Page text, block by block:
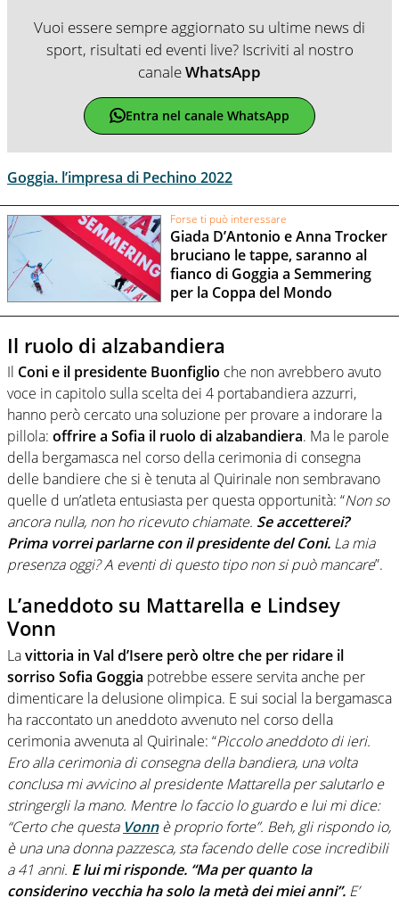
Vuoi essere sempre aggiornato su ultime news di
sport, risultati ed eventi live? Iscriviti al nostro
canaleWhatsApp
Entra nel canale WhatsApp
Goggia. l’impresa di Pechino 2022
Forse ti può interessare
Giada D’Antonio e Anna Trocker
bruciano le tappe, saranno al
fianco di Goggia a Semmering
per la Coppa del Mondo
Il ruolo di alzabandiera
Il Coni e il presidente Buonfiglio che non avrebbero avuto
voce in capitolo sulla scelta dei 4 portabandiera azzurri,
hanno però cercato una soluzione per provare a indorare la
pillola: offrire a Sofia il ruolo di alzabandiera. Ma le parole
della bergamasca nel corso della cerimonia di consegna
delle bandiere che si è tenuta al Quirinale non sembravano
quelle d un’atleta entusiasta per questa opportunità: “Non so
ancora nulla, non ho ricevuto chiamate. Se accetterei?
Prima vorrei parlarne con il presidente del Coni. La mia
presenza oggi? A eventi di questo tipo non si può mancare”.
L’aneddoto su Mattarella e Lindsey
Vonn
Lavittoria in Val d’Isere però oltre che per ridare il
sorriso Sofia Goggia potrebbe essere servita anche per
dimenticare la delusione olimpica. E sui social la bergamasca
ha raccontato un aneddoto avvenuto nel corso della
cerimonia avvenuta al Quirinale: “Piccolo aneddoto di ieri.
Ero alla cerimonia di consegna della bandiera, una volta
conclusa mi avvicino al presidente Mattarella per salutarlo e
stringergli la mano. Mentre lo faccio lo guardo e lui mi dice:
“Certo che questa Vonnè proprio forte”. Beh, gli rispondo io,
è una una donna pazzesca, sta facendo delle cose incredibili
a 41 anni. E lui mi risponde. “Ma per quanto la
considerino vecchia ha solo la metà dei miei anni”. E’